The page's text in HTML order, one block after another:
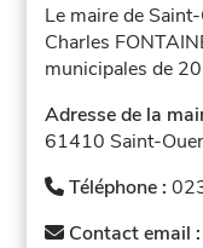
Le maire de
Charles
municipales de
Adresse de la
61410 Saint-
Téléphone :
Contact email :